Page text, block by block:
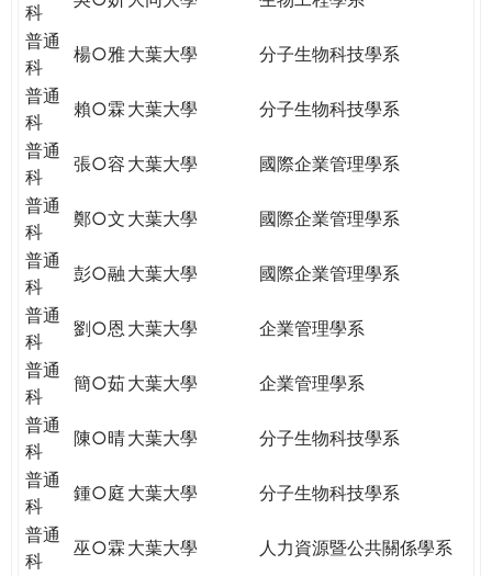
科
普通
科
楊○雅大葉大學
分子生物科技學系
普通
科
賴○霖 大葉大學
分子生物科技學系
普通
科
張○容 大葉大學
國際企業管理學系
普通
科
鄭○文 大葉大學
國際企業管理學系
普通
科
彭○融 大葉大學
國際企業管理學系
普通
科
劉○恩 大葉大學
企業管理學系
普通
科
簡○茹大葉大學
企業管理學系
普通
科
陳○晴大葉大學
分子生物科技學系
普通
科
鍾○庭 大葉大學
分子生物科技學系
普通
科
巫○霖 大葉大學
人力資源暨公共關係學系